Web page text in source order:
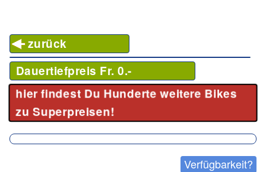
zurück
Dauertiefpreis Fr. 0.-
hier findest Du Hunderte weitere Bikes
zu Superpreisen!
Verfügbarkeit?